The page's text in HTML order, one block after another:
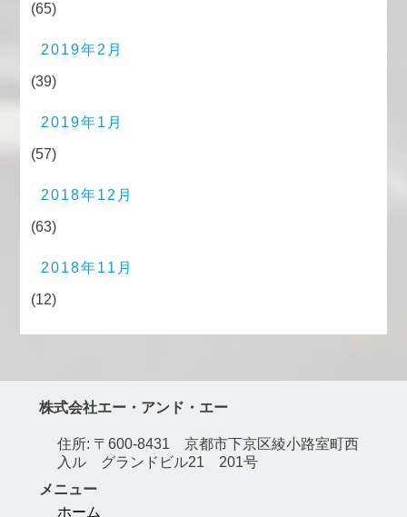
(65)
2019年2月
(39)
2019年1月
(57)
2018年12月
(63)
2018年11月
(12)
株式会社エー・アンド・エー
住所: 〒600-8431 京都市下京区綾小路室町西
入ル グランドビル21 201号
メニュー
ホーム